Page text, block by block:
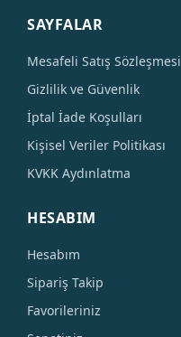
SAYFALAR
Mesafeli Satış Sözleşmesi
Gizlilik ve Güvenlik
İptal İade Koşulları
Kişisel Veriler Politikası
KVKK Aydınlatma
HESABIM
Hesabım
Sipariş Takip
Favorileriniz